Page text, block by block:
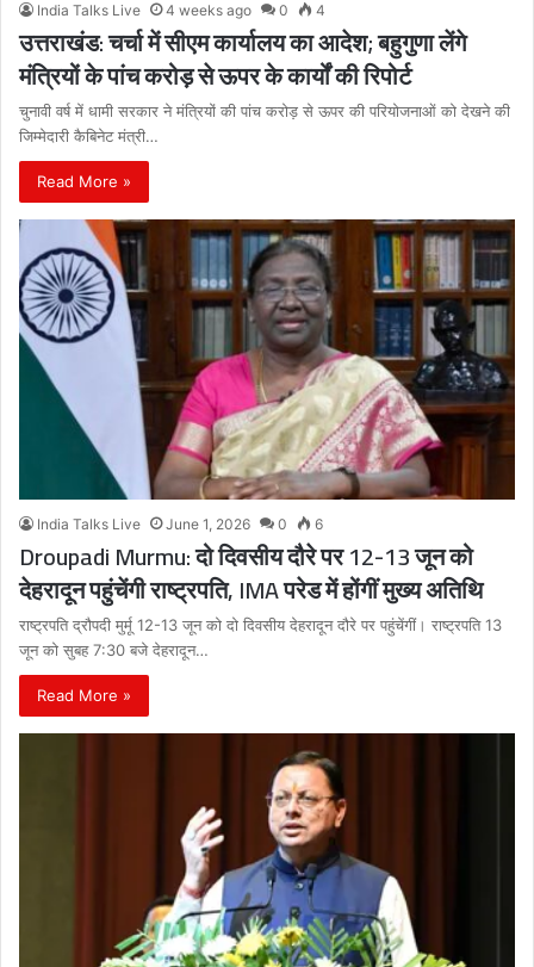
India Talks Live 4 weeks ago 0 4
उत्तराखंड: चर्चा में सीएम कार्यालय का आदेश; बहुगुणा लेंगे
मंत्रियों के पांच करोड़ से ऊपर के कार्यों की रिपोर्ट
चुनावी वर्ष में धामी सरकार ने मंत्रियों की पांच करोड़ से ऊपर की परियोजनाओं को देखने की
जिम्मेदारी कैबिनेट मंत्री…
Read More »
India Talks Live June 1, 2026 0 6
Droupadi Murmu: दो दिवसीय दौरे पर 12-13 जून को
देहरादून पहुंचेंगी राष्ट्रपति, IMA परेड में होंगीं मुख्य अतिथि
राष्ट्रपति द्रौपदी मुर्मू 12-13 जून को दो दिवसीय देहरादून दौरे पर पहुंचेंगीं। राष्ट्रपति 13
जून को सुबह 7:30 बजे देहरादून…
Read More »